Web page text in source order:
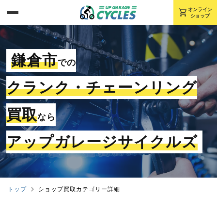
shopping_cart オンライン
ショップ
鎌倉市での
クランク・チェーンリング
買取なら
アップガレージサイクルズ
トップ ショップ買取カテゴリー詳細